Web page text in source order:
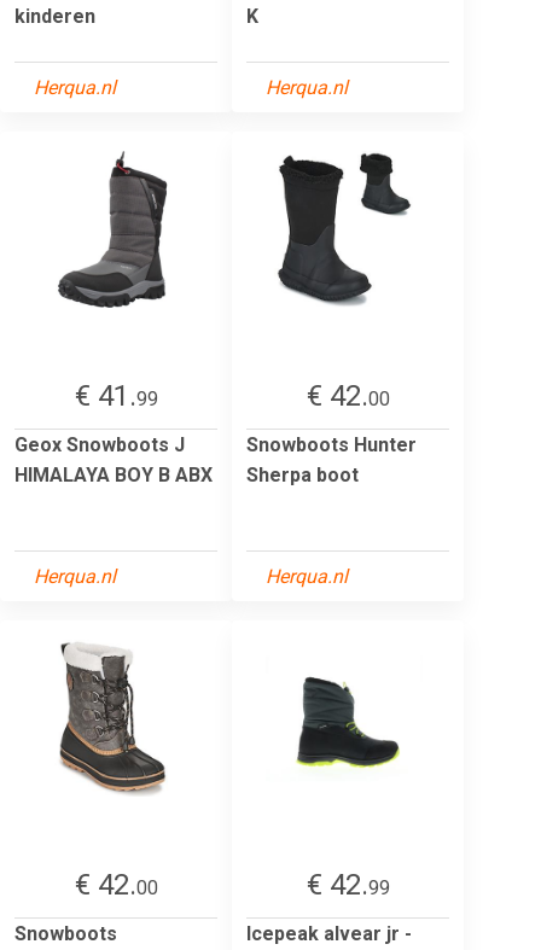
kinderen
Herqua.nl
K
Herqua.nl
€ 41.99
Geox Snowboots J
HIMALAYA BOY B ABX
Herqua.nl
€ 42.00
Snowboots Hunter
Sherpa boot
Herqua.nl
€ 42.00
Snowboots
€ 42.99
Icepeak alvear jr -